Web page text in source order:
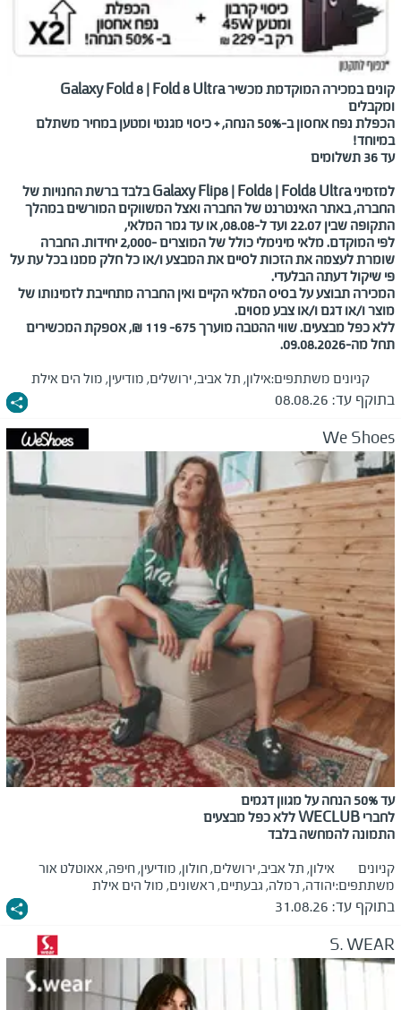
קונים במכירה המוקדמת מכשירGalaxy Fold 8 | Fold 8 Ultra
ומקבלים
הכפלת נפח אחסון ב-50% הנחה,+ כיסוי מגנטי ומטען במחיר משתלם
במיוחד!
עד 36 תשלומים
למזמיניGalaxy Flip8 | Fold8 | Fold8 Ultraבלבד ברשת החנויות של
החברה, באתר האינטרנט של החברה ואצל המשווקים המורשים במהלך
התקופה שבין 22.07ועד ל-08.08, או עד גמר המלאי,
לפי המוקדם. מלאי מינימלי כולל של המוצרים -2,000 יחידות. החברה
שומרת לעצמה את הזכות לסיים את המבצע ו/או כל חלק ממנו בכל עת על
פי שיקול דעתה הבלעדי.
המכירה תבוצע על בסיס המלאי הקיים ואין החברה מתחייבת לזמינותו של
מוצר ו/או דגם ו/או צבע מסוים.
ללא כפל מבצעים. שווי ההטבה מוערך 675– 119 ₪, אספקת המכשירים
תחל מה-09.08.2026.
קניונים משתתפים:אילון, תל אביב, ירושלים, מודיעין, מול הים אילת
בתוקף עד: 08.08.26
We Shoes
עד 50% הנחה על מגוון דגמים
לחברי WECLUBללא כפל מבצעים
התמונה להמחשה בלבד
קניונים
משתתפים:
אילון, תל אביב, ירושלים, חולון, מודיעין, חיפה, אאוטלט אור
יהודה, רמלה, גבעתיים, ראשונים, מול הים אילת
בתוקף עד: 31.08.26
S. WEAR